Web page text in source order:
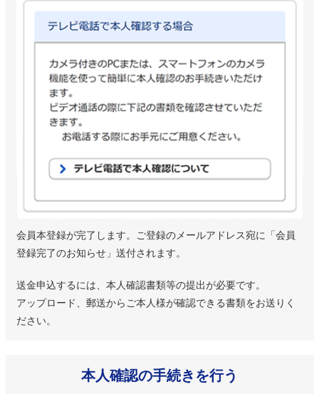
会員本登録が完了します。ご登録のメールアドレス宛に「会員
登録完了のお知らせ」送付されます。
送金申込するには、本人確認書類等の提出が必要です。
アップロード、郵送からご本人様が確認できる書類をお送りく
ださい。
本人確認の手続きを行う